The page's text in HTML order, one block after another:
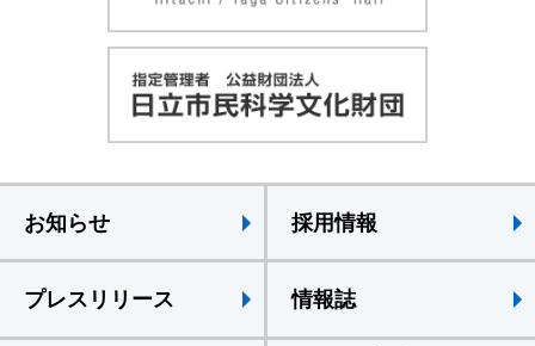
お知らせ 採用情報
プレスリリース 情報誌